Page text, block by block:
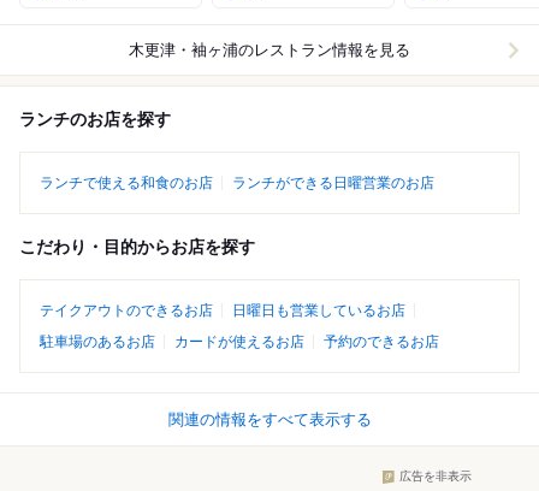
木更津・袖ヶ浦のレストラン情報を見る
ランチのお店を探す
ランチで使える和食のお店 ランチができる日曜営業のお店
こだわり・目的からお店を探す
テイクアウトのできるお店
日曜日も営業しているお店
駐車場のあるお店
カードが使えるお店 予約のできるお店
関連の情報をすべて表示する
広告を非表示